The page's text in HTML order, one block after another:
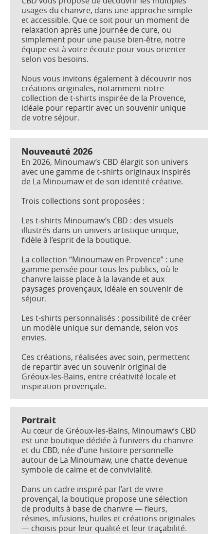
usages du chanvre, dans une approche simple
et accessible. Que ce soit pour un moment de
relaxation après une journée de cure, ou
simplement pour une pause bien-être, notre
équipe est à votre écoute pour vous orienter
selon vos besoins.
Nous vous invitons également à découvrir nos
créations originales, notamment notre
collection de t-shirts inspirée de la Provence,
idéale pour repartir avec un souvenir unique
de votre séjour.
Nouveauté 2026
En 2026, Minoumaw’s CBD élargit son univers
avec une gamme de t-shirts originaux inspirés
de La Minoumaw et de son identité créative.
Trois collections sont proposées :
Les t-shirts Minoumaw’s CBD : des visuels
illustrés dans un univers artistique unique,
fidèle à l’esprit de la boutique.
La collection “Minoumaw en Provence” : une
gamme pensée pour tous les publics, où le
chanvre laisse place à la lavande et aux
paysages provençaux, idéale en souvenir de
séjour.
Les t-shirts personnalisés : possibilité de créer
un modèle unique sur demande, selon vos
envies.
Ces créations, réalisées avec soin, permettent
de repartir avec un souvenir original de
Gréoux-les-Bains, entre créativité locale et
inspiration provençale.
Portrait
Au cœur de Gréoux-les-Bains, Minoumaw’s CBD
est une boutique dédiée à l’univers du chanvre
et du CBD, née d’une histoire personnelle
autour de La Minoumaw, une chatte devenue
symbole de calme et de convivialité.
Dans un cadre inspiré par l’art de vivre
provençal, la boutique propose une sélection
de produits à base de chanvre — fleurs,
résines, infusions, huiles et créations originales
— choisis pour leur qualité et leur traçabilité.